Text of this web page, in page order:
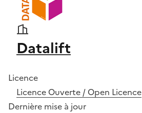
Datalift
Licence
Licence Ouverte / Open Licence
Dernière mise à jour